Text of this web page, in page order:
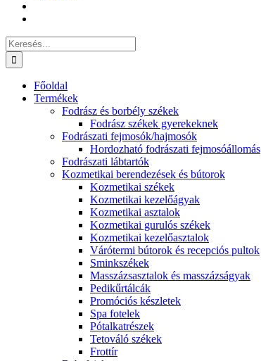
Keresés...
Főoldal
Termékek
Fodrász és borbély székek
Fodrász székek gyerekeknek
Fodrászati fejmosók/hajmosók
Hordozható fodrászati fejmosóállomás
Fodrászati lábtartók
Kozmetikai berendezések és bútorok
Kozmetikai székek
Kozmetikai kezelőágyak
Kozmetikai asztalok
Kozmetikai gurulós székek
Kozmetikai kezelőasztalok
Várótermi bútorok és recepciós pultok
Sminkszékek
Masszázsasztalok és masszázságyak
Pedikűrtálcák
Promóciós készletek
Spa fotelek
Pótalkatrészek
Tetováló székek
Frottír